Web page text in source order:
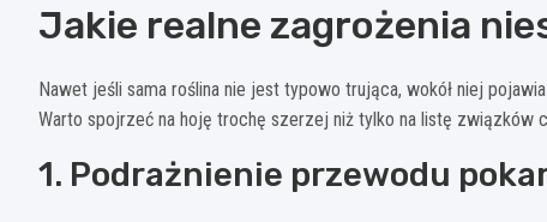
Jakie realne zagrożenia
Nawet jeśli sama roślina nie jest typowo trująca, wokół niej
Warto spojrzeć na hoję trochę szerzej niż tylko na listę związków
1. Podrażnienie przewodu